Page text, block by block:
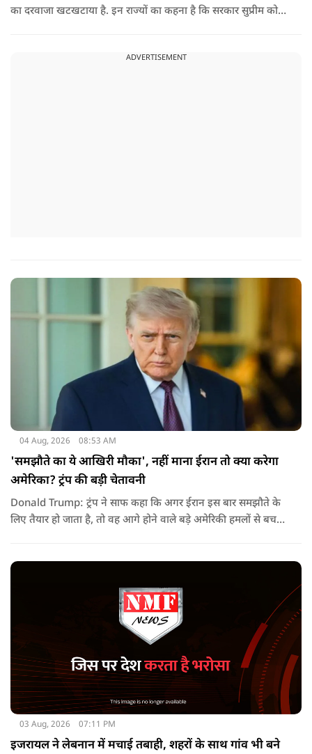
का दरवाजा खटखटाया है. इन राज्यों का कहना है कि सरकार सुप्रीम कोर्ट
ADVERTISEMENT
04 Aug, 2026 08:53 AM
'समझौते का ये आखिरी मौका', नहीं माना ईरान तो क्या करेगा
अमेरिका? ट्रंप की बड़ी चेतावनी
Donald Trump: ट्रंप ने साफ कहा कि अगर ईरान इस बार समझौते के
लिए तैयार हो जाता है, तो वह आगे होने वाले बड़े अमेरिकी हमलों से बच
03 Aug, 2026 07:11 PM
इजरायल ने लेबनान में मचाई तबाही, शहरों के साथ गांव भी बने